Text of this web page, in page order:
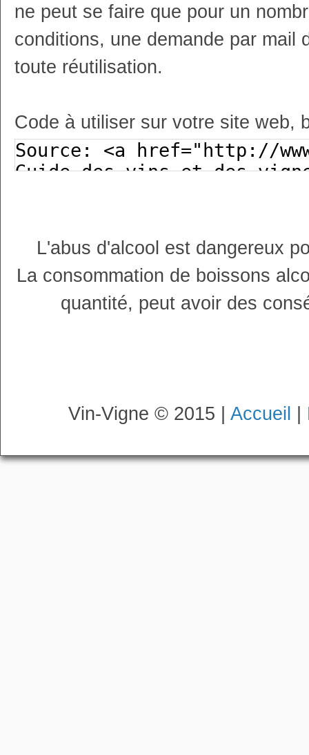
ne peut se faire que pour un
conditions, une demande par mail
toute réutilisation.
Code à utiliser sur votre site web,
L'abus d'alcool est dangereux
La consommation de boissons
quantité, peut avoir des
Vin-Vigne © 2015 | Accueil